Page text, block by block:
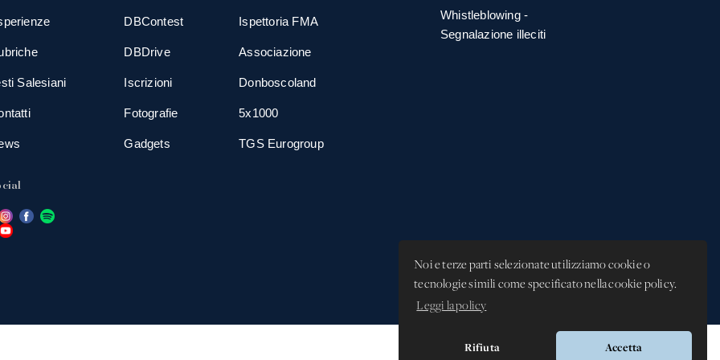
Noi e terze parti selezionate utilizziamo cookie o
tecnologie simili come specificato nella cookie policy.
Leggi la policy
Rifiuta Accetta
Salesiani
DBContest
DBDrive
Iscrizioni
Fotografie
Gadgets
Ispettoria FMA
Associazione
Donboscoland
5x1000
TGS Eurogroup
Whistleblowing -
Segnalazione illeciti